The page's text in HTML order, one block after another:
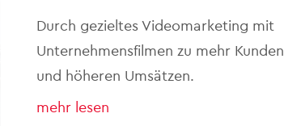
Durch gezieltes Videomarketing mit
Unternehmensfilmen zu mehr Kunden
und höheren Umsätzen.
mehr lesen